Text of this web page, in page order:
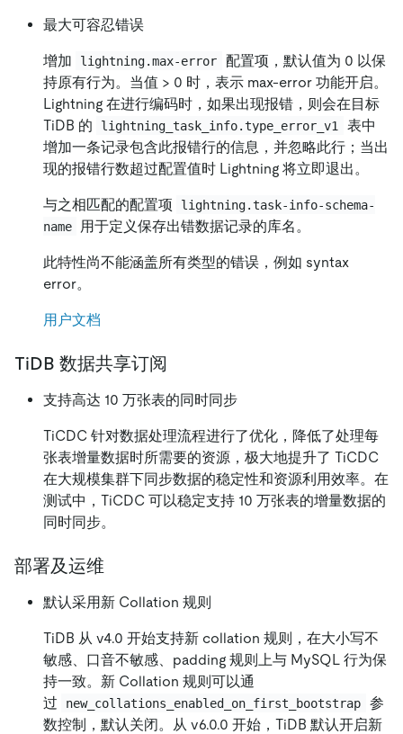
最大可容忍错误
增加 lightning.max-error
配置项，默认值为 0 以保
持原有行为。当值 > 0 时，表示 max-error 功能开启。
Lightning 在进行编码时，如果出现报错，则会在目标
TiDB 的
lightning_task_info.type_error_v1
表中
增加一条记录包含此报错行的信息，并忽略此行；当出
现的报错行数超过配置值时 Lightning 将立即退出。
与之相匹配的配置项
lightning.task-info-schema-
name
用于定义保存出错数据记录的库名。
此特性尚不能涵盖所有类型的错误，例如 syntax
error。
用户文档
TiDB 数据共享订阅
支持高达 10 万张表的同时同步
TiCDC 针对数据处理流程进行了优化，降低了处理每
张表增量数据时所需要的资源，极大地提升了 TiCDC
在大规模集群下同步数据的稳定性和资源利用效率。在
测试中，TiCDC 可以稳定支持 10 万张表的增量数据的
同时同步。
部署及运维
默认采用新 Collation 规则
TiDB 从 v4.0 开始支持新 collation 规则，在大小写不
敏感、口音不敏感、padding 规则上与 MySQL 行为保
持一致。新 Collation 规则可以通
过
new_collations_enabled_on_first_bootstrap
参
数控制，默认关闭。从 v6.0.0 开始，TiDB 默认开启新